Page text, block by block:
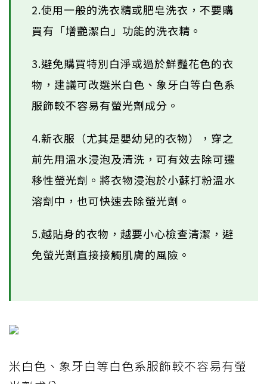
2.使用一般的洗衣精或肥皂洗衣，不要購
買有「增艷潔白」功能的洗衣精。
3.避免購買特別白淨或過於鮮豔花色的衣
物，建議可改選米白色、象牙白等白色系
服飾較不容易有螢光劑成分。
4.新衣服（尤其是嬰幼兒的衣物），穿之
前先用溫水浸泡及清洗，可有效去除可遷
移性螢光劑。將衣物浸泡於小蘇打粉溫水
溶劑中，也可快速去除螢光劑。
5.越貼身的衣物，越要小心檢查清潔，避
免螢光劑直接接觸肌膚的風險。
米白色、象牙白等白色系服飾較不容易有螢